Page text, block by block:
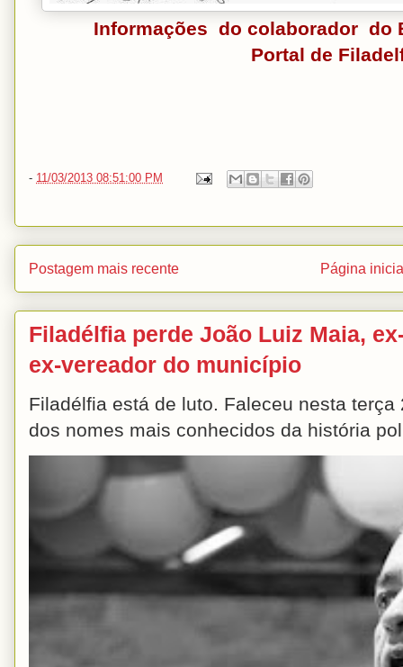
Informações do colaborador do
Portal de
- 11/03/2013 08:51:00 PM
Postagem mais recente Página
Filadélfia perde João Luiz Maia,
ex-vereador do município
Filadélfia está de luto. Faleceu nesta
dos nomes mais conhecidos da história